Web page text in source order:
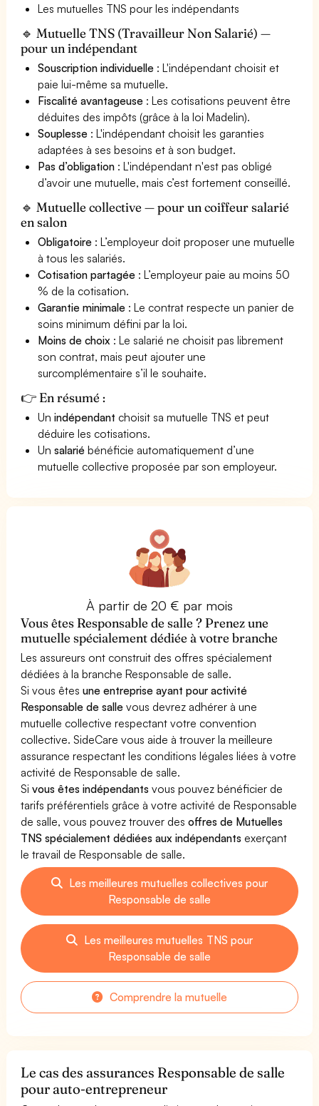
Les mutuelles TNS pour les indépendants
🔹 Mutuelle TNS (Travailleur Non Salarié) —
pour un indépendant
Souscription individuelle : L'indépendant choisit et
paie lui-même sa mutuelle.
Fiscalité avantageuse : Les cotisations peuvent être
déduites des impôts (grâce à la loi Madelin).
Souplesse : L'indépendant choisit les garanties
adaptées à ses besoins et à son budget.
Pas d’obligation : L'indépendant n'est pas obligé
d’avoir une mutuelle, mais c’est fortement conseillé.
🔹 Mutuelle collective — pour un coiffeur salarié
en salon
Obligatoire : L’employeur doit proposer une mutuelle
à tous les salariés.
Cotisation partagée : L’employeur paie au moins 50
% de la cotisation.
Garantie minimale : Le contrat respecte un panier de
soins minimum défini par la loi.
Moins de choix : Le salarié ne choisit pas librement
son contrat, mais peut ajouter une
surcomplémentaire s’il le souhaite.
👉 En résumé :
Unindépendant choisit sa mutuelle TNS et peut
déduire les cotisations.
Unsalarié bénéficie automatiquement d’une
mutuelle collective proposée par son employeur.
À partir de 20 € par mois
Vous êtes Responsable de salle ? Prenez une
mutuelle spécialement dédiée à votre branche
Les assureurs ont construit des offres spécialement
dédiées à la branche Responsable de salle.
Si vous êtesune entreprise ayant pour activité
Responsable de salle vous devrez adhérer à une
mutuelle collective respectant votre convention
collective. SideCare vous aide à trouver la meilleure
assurance respectant les conditions légales liées à votre
activité de Responsable de salle.
Sivous êtes indépendants vous pouvez bénéficier de
tarifs préférentiels grâce à votre activité de Responsable
de salle, vous pouvez trouver desoffres de Mutuelles
TNS spécialement dédiées aux indépendants exerçant
le travail de Responsable de salle.
Les meilleures mutuelles collectives pour
Responsable de salle
Les meilleures mutuelles TNS pour
Responsable de salle
Comprendre la mutuelle
Le cas des assurances Responsable de salle
pour auto-entrepreneur